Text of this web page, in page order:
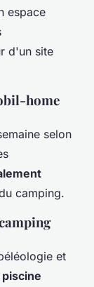
espace
d'un site
home
selon
camping.
et
piscine